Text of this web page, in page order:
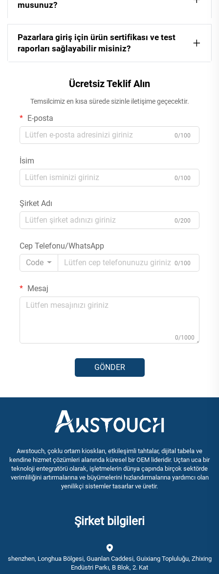
musunuz?
Pazarlara giriş için ürün sertifikası ve test
raporları sağlayabilir misiniz?
Ücretsiz Teklif Alın
Temsilcimiz en kısa sürede sizinle iletişime geçecektir.
E-posta
0/100
İsim
0/100
Şirket Adı
0/200
Cep Telefonu/WhatsApp
Code
0/100
Mesaj
0/1000
GÖNDER
Awstouch, çoklu ortam kioskları, etkileşimli tahtalar, dijital tabela ve
kendine hizmet çözümleri alanında küresel bir OEM lideridir. Uçtan uca bir
teknoloji entegratörü olarak, işletmelerin dünya çapında birçok sektörde
verimliliğini artırmalarına ve büyümelerini hızlandırmalarına yardımcı olan
yenilikçi sistemler tasarlar ve üretir.
Şirket bilgileri
shenzhen, Longhua Bölgesi, Guanlan Caddesi, Guixiang Topluluğu, Zhixing
Endüstri Parkı, B Blok, 2. Kat